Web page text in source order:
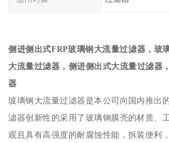
侧进侧出式FRP玻璃钢大流量过滤器， 玻
大流量过滤器， 侧进侧出式大流量过滤器 ，
器
玻璃钢大流量过滤器是本公司向国内推出
滤器创新性的采用了玻璃钢膜壳的材质、
观且具有高强度的耐腐蚀性能，拆装便利